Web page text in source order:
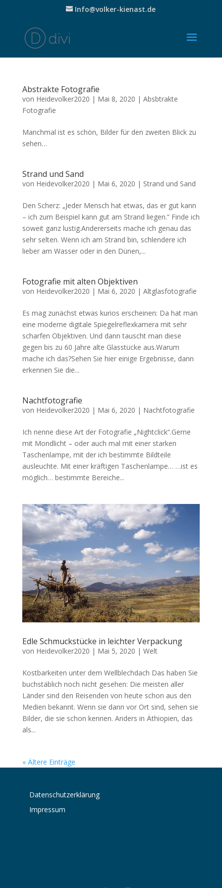
Info@volker-kienast.de
Abstrakte Fotografie
von Heidevolker2020 | Mai 8, 2020 | Absbtrakte
Fotografie
Manchmal ist es schön, Bilder für den zweiten Blick zu
sehen…
Strand und Sand
von Heidevolker2020 | Mai 6, 2020 | Strand und Sand
Den Scherz: „Jeder Mensch hat etwas, das er gut kann
– ich zum Beispiel kann gut am Strand liegen.“ Finde ich
soweit ganz lustig.Andererseits mache ich genau das
sehr selten. Wenn ich am Strand bin, schlendere ich
lieber am Wasser oder in den Dünen,...
Fotografie mit alten Objektiven
von Heidevolker2020 | Mai 6, 2020 | Altglasfotografie
Es mag zunächst etwas kurios erscheinen: Da hat man
eine moderne digitale Spiegelreflexkamera mit sehr
scharfen Objektiven. Und dann tauscht man diese
gegen bis zu 60 Jahre alte Glasstücke aus.Warum
mache ich das?Sehen Sie hier einige Ergebnisse, dann
erkennen Sie die...
Nachtfotografie
von Heidevolker2020 | Mai 6, 2020 | Nachtfotografie
Ich nenne diese Art der Fotografie „Nightclick“.Gerne
mit Mondlicht – oder auch mal mit einer starken
Taschenlampe, mit der ich bestimmte Bildteile
ausleuchte. Mit einer kräftigen Taschenlampe… …ist es
möglich… bestimmte Bereiche...
Edle Schmuckstücke in leichter Verpackung
von Heidevolker2020 | Mai 5, 2020 | Welt
Kostbarkeiten unter dem Wellblechdach Das haben Sie
buchstäblich noch nicht gesehen: Die meisten aller
Länder sind den Reisenden von heute schon aus den
Medien bekannt. Wenn sie dann vor Ort sind, sehen sie
Bilder, die sie schon kennen. Anders in Äthiopien, das
als...
« Ältere Einträge
Datenschutzerklärung
Impressum